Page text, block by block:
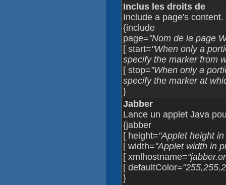
Inclus les droits de
Include a page's content.
{include
page="Nom de la page
[ start="When only a
specify the marker from
[ stop="When only a
specify the marker at
}
Jabber
Lance un applet Java
{jabber
[ height="Applet height
[ width="Applet width in
[ xmlhostname=
[ defaultColor=
}